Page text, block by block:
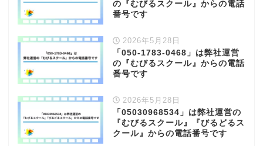
の『むびるスクール』からの電話
番号です
2026年5月28日
「050-1783-0468」は弊社運営
の『むびるスクール』からの電話
番号です
2026年5月28日
「05030968534」は弊社運営の
『むびるスクール』『びるどるス
クール』からの電話番号です